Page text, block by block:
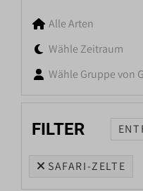
Alle Arten
Wähle Zeitraum
Wähle Gruppe von
FILTER
SAFARI-ZELTE